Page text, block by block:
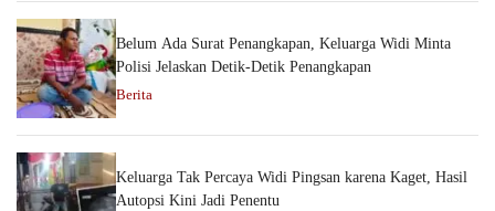
Belum Ada Surat Penangkapan, Keluarga Widi Minta
Polisi Jelaskan Detik-Detik Penangkapan
Berita
Keluarga Tak Percaya Widi Pingsan karena Kaget, Hasil
Autopsi Kini Jadi Penentu